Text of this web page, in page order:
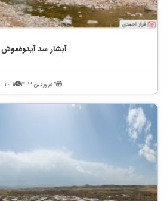
آبشار سد آیدوغموش
۱۱ فروردین ۱۴۰۳ ۲۰:۱۱